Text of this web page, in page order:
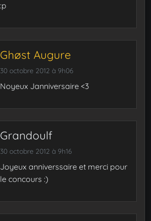
:p
Ghøst Augure
30 octobre 2012 à 9h06
Noyeux Janniversaire <3
Grandoulf
30 octobre 2012 à 9h16
Joyeux anniverssaire et merci pour
le concours :)